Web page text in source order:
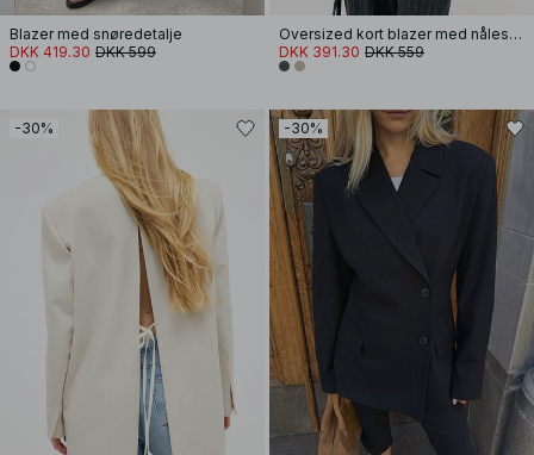
Blazer med snøredetalje
DKK 419.30 DKK 599
Oversized kort blazer med nålestriber
DKK 391.30 DKK 559
-30% -30%